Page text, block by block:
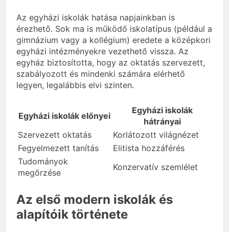
Az egyházi iskolák hatása napjainkban is
érezhető. Sok ma is működő iskolatípus (például a
gimnázium vagy a kollégium) eredete a középkori
egyházi intézményekre vezethető vissza. Az
egyház biztosította, hogy az oktatás szervezett,
szabályozott és mindenki számára elérhető
legyen, legalábbis elvi szinten.
Egyházi iskolák előnyei
Egyházi iskolák
hátrányai
Szervezett oktatás
Korlátozott világnézet
Fegyelmezett tanítás
Elitista hozzáférés
Tudományok
megőrzése
Konzervatív szemlélet
Az első modern iskolák és
alapítóik története